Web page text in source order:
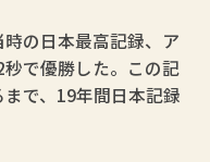
の日本最高記録、ア
で優勝した。この記
で、19年間日本記録